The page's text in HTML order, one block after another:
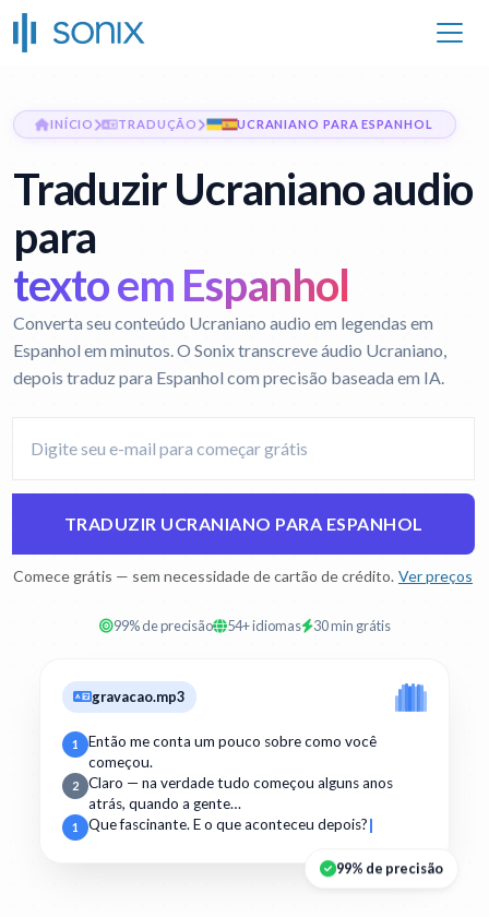
INÍCIO TRADUÇÃO UCRANIANO PARA ESPANHOL
Traduzir Ucraniano audio
para
texto em Espanhol
Converta seu conteúdo Ucraniano audio em legendas em
Espanhol em minutos. O Sonix transcreve áudio Ucraniano,
depois traduz para Espanhol com precisão baseada em IA.
TRADUZIR UCRANIANO PARA ESPANHOL
Comece grátis — sem necessidade de cartão de crédito. Ver preços
99% de precisão 54+ idiomas 30 min grátis
gravacao.mp3
1
Então me conta um pouco sobre como você
começou.
2
Claro — na verdade tudo começou alguns anos
atrás, quando a gente…
1 Que fascinante. E o que aconteceu depois?
99% de precisão